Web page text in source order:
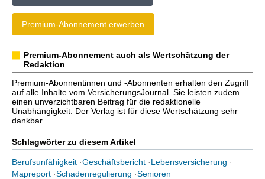
Premium-Abonnement erwerben
Premium-Abonnement auch als Wertschätzung der
Redaktion
Premium-Abonnentinnen und -Abonnenten erhalten den Zugriff
auf alle Inhalte vom VersicherungsJournal. Sie leisten zudem
einen unverzichtbaren Beitrag für die redaktionelle
Unabhängigkeit. Der Verlag ist für diese Wertschätzung sehr
dankbar.
Schlagwörter zu diesem Artikel
Berufsunfähigkeit ·Geschäftsbericht ·Lebensversicherung ·
Mapreport ·Schadenregulierung ·Senioren